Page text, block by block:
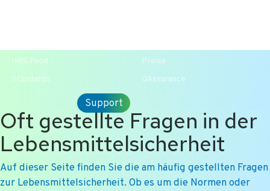
iMIS Food
Preise
Standards
QAssurance
Support
Oft gestellte Fragen in der
Lebensmittelsicherheit
Auf dieser Seite finden Sie die am häufig gestellten Fragen
zur Lebensmittelsicherheit. Ob es um die Normen oder